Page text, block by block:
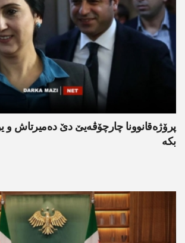
پرۆژەقانوونا چارچۆڤەیێ دێ دەمیرتاش و
بکە